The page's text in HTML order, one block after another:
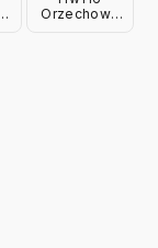
Orzechowy